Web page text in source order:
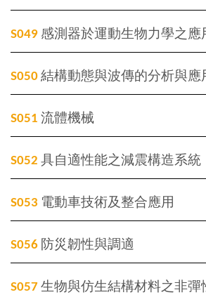
S049 感測器於運動生物力學之應
S050 結構動態與波傳的分析與應
S051 流體機械
S052 具自適性能之減震構造系統
S053 電動車技術及整合應用
S056 防災韌性與調適
S057 生物與仿生結構材料之非彈